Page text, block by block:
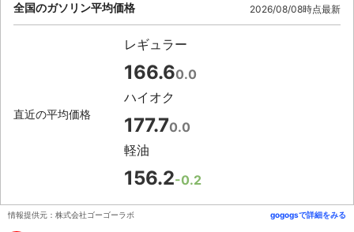
全国のガソリン平均価格 2026/08/08時点最新
直近の平均価格
レギュラー
166.60.0
ハイオク
177.70.0
軽油
156.2-0.2
情報提供元：株式会社ゴーゴーラボ gogogsで詳細をみる